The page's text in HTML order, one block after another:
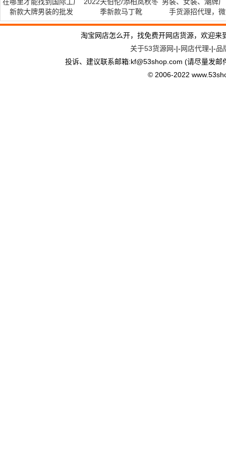
新款大牌男装的批发
季新款马丁靴
手货源招代理，
淘宝网店怎么开，找免费开网店货源，欢迎
关于53货源网-|-网店代理-|-品
投诉、建议联系邮箱:kf@53shop.com (请尽量发
© 2006-2022